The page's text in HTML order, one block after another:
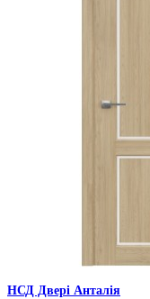
НСД Двері Анталія